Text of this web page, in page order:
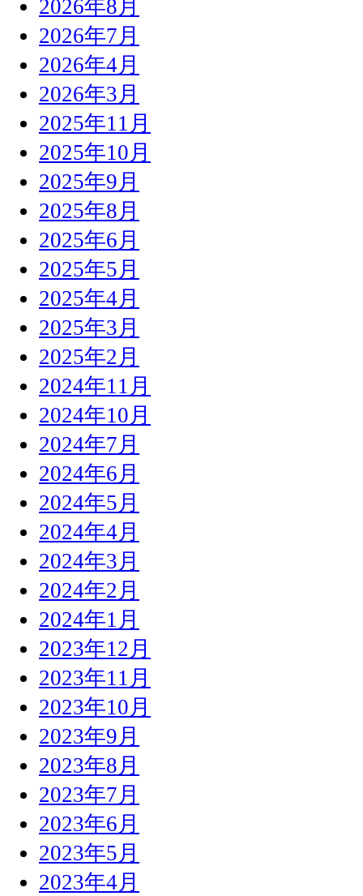
2026年8月
2026年7月
2026年4月
2026年3月
2025年11月
2025年10月
2025年9月
2025年8月
2025年6月
2025年5月
2025年4月
2025年3月
2025年2月
2024年11月
2024年10月
2024年7月
2024年6月
2024年5月
2024年4月
2024年3月
2024年2月
2024年1月
2023年12月
2023年11月
2023年10月
2023年9月
2023年8月
2023年7月
2023年6月
2023年5月
2023年4月